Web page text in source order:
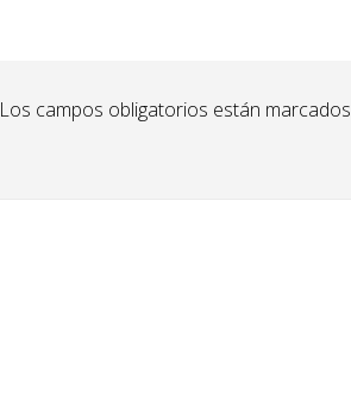
Los campos obligatorios están marcados